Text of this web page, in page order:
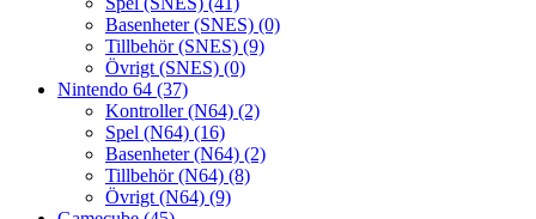
Basenheter (SNES) (0)
Tillbehör (SNES) (9)
Övrigt (SNES) (0)
Nintendo 64 (37)
Kontroller (N64) (2)
Spel (N64) (16)
Basenheter (N64) (2)
Tillbehör (N64) (8)
Övrigt (N64) (9)